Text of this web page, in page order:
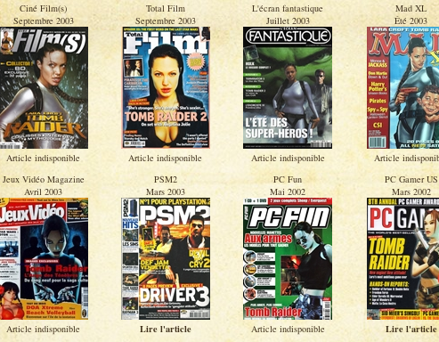
Ciné Film(s)
Septembre 2003
Article indisponible
Total Film
Septembre 2003
Article indisponible
L'écran fantastique
Juillet 2003
Article indisponible
Mad XL
Été 2003
Article
Jeux Vidéo Magazine
Avril 2003
Article indisponible
PSM2
Mars 2003
Lire l'article
PC Fun
Mai 2002
Article indisponible
PC Gamer US
Mars 2002
Lire l'article